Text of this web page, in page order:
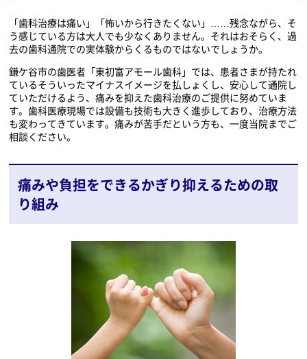
「歯科治療は痛い」「怖いから行きたくない」……残念ながら、そ
う感じている方は大人でも少なくありません。それはおそらく、過
去の歯科通院での実体験からくるものではないでしょうか。
鎌ケ谷市の歯医者「東初富アモール歯科」では、患者さまが持たれ
ているそういったマイナスイメージを払しょくし、安心して通院し
ていただけるよう、痛みを抑えた歯科治療のご提供に努めていま
す。歯科医療現場では設備も技術も大きく進歩しており、治療方法
も変わってきています。痛みが苦手だという方も、一度当院までご
相談ください。
痛みや負担をできるかぎり抑えるための取
り組み